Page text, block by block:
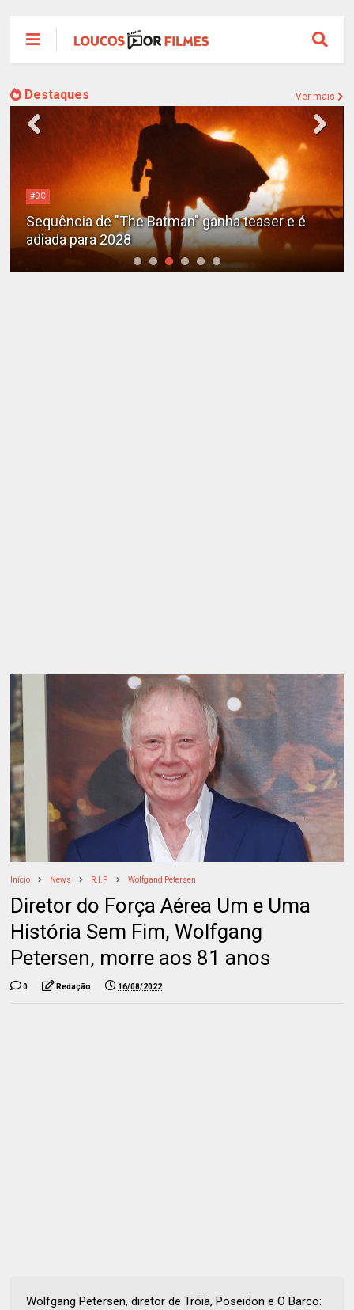
Destaques Ver mais
#DC
Sequência de "The Batman" ganha teaser e é
adiada para 2028
Início News R.I.P. Wolfgand Petersen
Diretor do Força Aérea Um e Uma
História Sem Fim, Wolfgang
Petersen, morre aos 81 anos
0 Redação 16/08/2022
Wolfgang Petersen, diretor de Tróia, Poseidon e O Barco: